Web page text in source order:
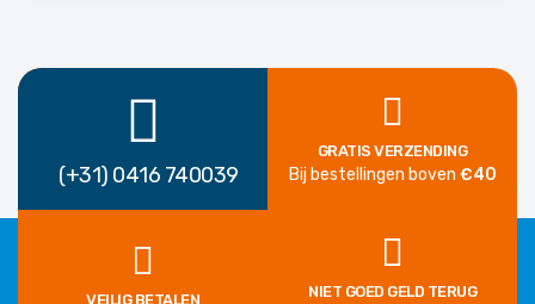
(+31) 0416 740039
GRATIS VERZENDING
Bij bestellingen boven €40
VEILIG BETALEN NIET GOED GELD TERUG